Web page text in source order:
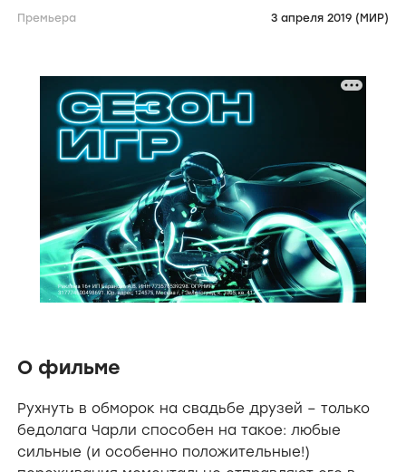
Премьера 3 апреля 2019 (МИР)
О фильме
Рухнуть в обморок на свадьбе друзей – только
бедолага Чарли способен на такое: любые
сильные (и особенно положительные!)